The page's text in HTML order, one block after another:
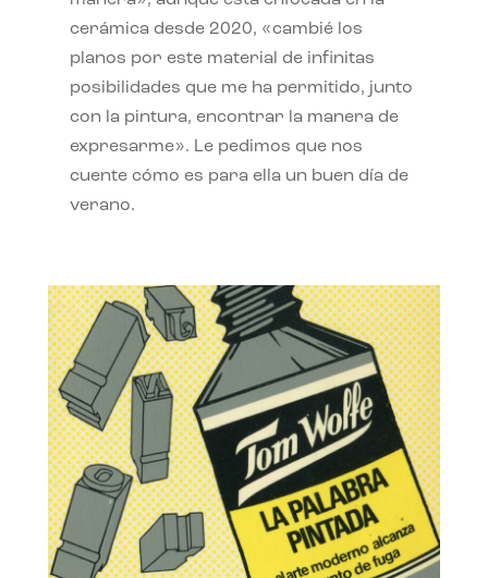
cerámica desde 2020, «cambié los
planos por este material de infinitas
posibilidades que me ha permitido, junto
con la pintura, encontrar la manera de
expresarme». Le pedimos que nos
cuente cómo es para ella un buen día de
verano.